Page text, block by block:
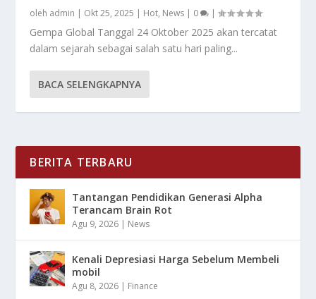
oleh admin | Okt 25, 2025 | Hot, News | 0 |
Gempa Global Tanggal 24 Oktober 2025 akan tercatat
dalam sejarah sebagai salah satu hari paling...
BACA SELENGKAPNYA
BERITA TERBARU
Tantangan Pendidikan Generasi Alpha
Terancam Brain Rot
Agu 9, 2026 | News
Kenali Depresiasi Harga Sebelum Membeli
mobil
Agu 8, 2026 | Finance